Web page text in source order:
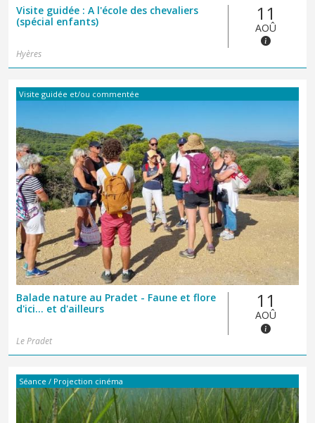
Visite guidée : A l'école des chevaliers
(spécial enfants)
11
AOÛ
Hyères
Visite guidée et/ou commentée
Balade nature au Pradet - Faune et flore
d'ici... et d'ailleurs
11
AOÛ
Le Pradet
Séance / Projection cinéma